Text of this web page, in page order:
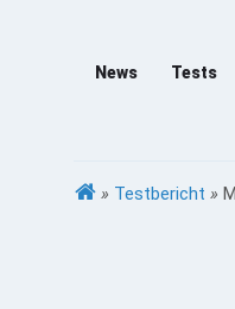
News Tests
» Testbericht »